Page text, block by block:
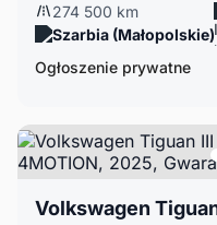
274 500 km
Szarbia (Małopolskie)
Ogłoszenie prywatne